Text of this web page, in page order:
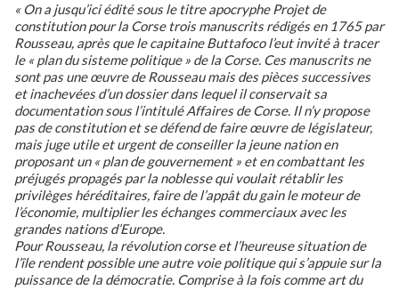
« On a jusqu’ici édité sous le titre apocrypheProjet de
constitution pour la Corsetrois manuscrits rédigés en 1765 par
Rousseau, après que le capitaine Buttafoco l’eut invité à tracer
le « plan du sisteme politique » de la Corse. Ces manuscrits ne
sont pasuneœuvre de Rousseau mais des pièces successives
et inachevées d’un dossier dans lequel il conservait sa
documentation sous l’intituléAffaires de Corse. Il n’y propose
pas de constitution et se défend de faire œuvre de législateur,
mais juge utile et urgent de conseiller la jeune nation en
proposant un « plan de gouvernement » et en combattant les
préjugés propagés par la noblesse qui voulait rétablir les
privilèges héréditaires, faire de l’appât du gain le moteur de
l’économie, multiplier les échanges commerciaux avec les
grandes nations d’Europe.
Pour Rousseau, la révolution corse et l’heureuse situation de
l’île rendent possible une autre voie politique qui s’appuie sur la
puissance de la démocratie. Comprise à la fois comme art du